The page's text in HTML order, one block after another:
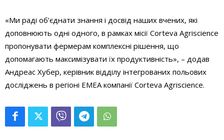
«Ми раді об’єднати знання і досвід наших вчених, які
доповнюють одні одного, в рамках місії Corteva Agriscience
пропонувати фермерам комплексні рішення, що
допомагають максимізувати їх продуктивність», – додав
Андреас Хубер, керівник відділу інтегрованих польових
досліджень в регіоні EMEA компанії Corteva Agriscience.